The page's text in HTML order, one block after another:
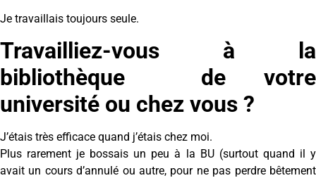
Je travaillais toujours seule.
Travailliez-vous à la
bibliothèque de votre
université ou chez vous ?
J’étais très efficace quand j’étais chez moi.
Plus rarement je bossais un peu à la BU (surtout quand il y
avait un cours d’annulé ou autre, pour ne pas perdre bêtement